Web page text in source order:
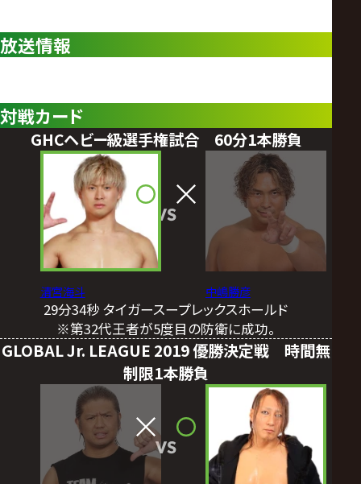
放送情報
対戦カード
GHCヘビー級選手権試合 60分1本勝負
清宮海斗
VS
中嶋勝彦
29分34秒 タイガースープレックスホールド
※第32代王者が5度目の防衛に成功。
GLOBAL Jr. LEAGUE 2019 優勝決定戦 時間無
制限1本勝負
VS